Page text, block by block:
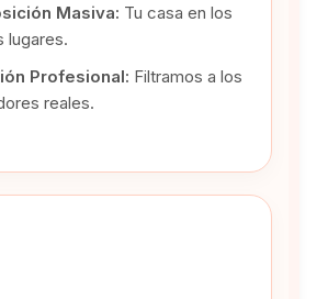
Masiva: Tu casa en los
lugares.
Profesional: Filtramos a los
reales.